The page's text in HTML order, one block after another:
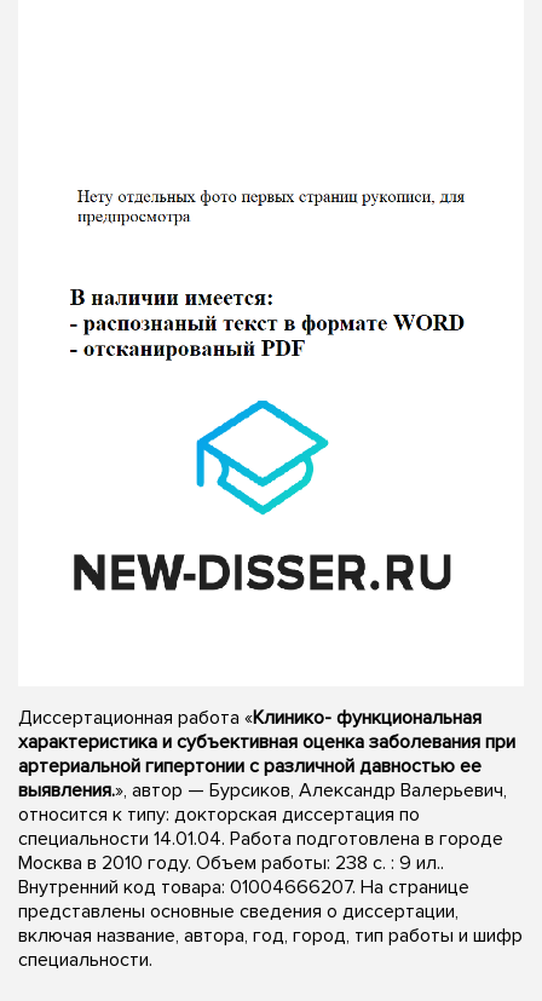
Диссертационная работа «Клинико- функциональная
характеристика и субъективная оценка заболевания при
артериальной гипертонии с различной давностью ее
выявления.», автор — Бурсиков, Александр Валерьевич,
относится к типу: докторская диссертация по
специальности 14.01.04. Работа подготовлена в городе
Москва в 2010 году. Объем работы: 238 с. : 9 ил..
Внутренний код товара: 01004666207. На странице
представлены основные сведения о диссертации,
включая название, автора, год, город, тип работы и шифр
специальности.